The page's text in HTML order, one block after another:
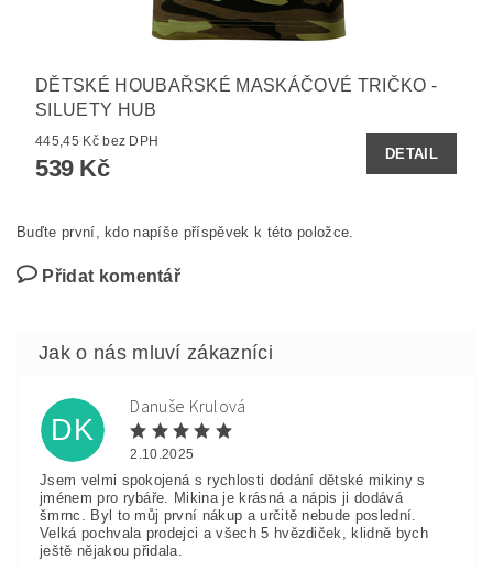
DĚTSKÉ HOUBAŘSKÉ MASKÁČOVÉ TRIČKO -
SILUETY HUB
445,45 Kč bez DPH
539 Kč
DETAIL
Buďte první, kdo napíše příspěvek k této položce.
Přidat komentář
DK
Danuše Krulová
2.10.2025
Jsem velmi spokojená s rychlosti dodání dětské mikiny s
jménem pro rybáře. Mikina je krásná a nápis ji dodává
šmrnc. Byl to můj první nákup a určitě nebude poslední.
Velká pochvala prodejci a všech 5 hvězdiček, klidně bych
ještě nějakou přidala.